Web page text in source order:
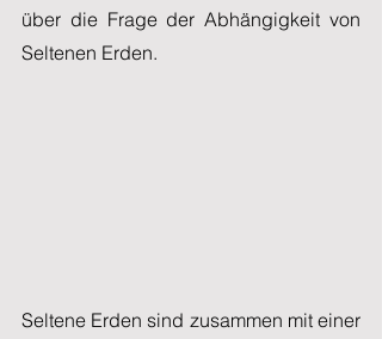
über die Frage der Abhängigkeit von
Seltenen Erden.
Seltene Erden sind zusammen mit einer